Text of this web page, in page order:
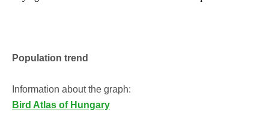
Population trend
Information about the graph:
Bird Atlas of Hungary